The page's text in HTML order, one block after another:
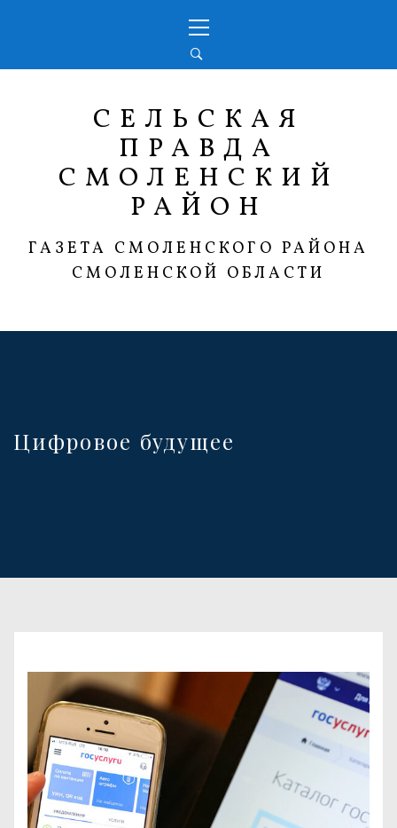
меню
СЕЛЬСКАЯ
ПРАВДА
СМОЛЕНСКИЙ
РАЙОН
ГАЗЕТА СМОЛЕНСКОГО РАЙОНА
СМОЛЕНСКОЙ ОБЛАСТИ
Цифровое будущее